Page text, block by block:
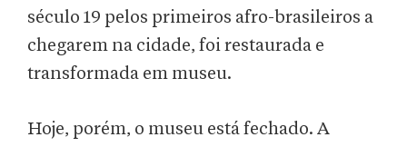
século 19 pelos primeiros afro-brasileiros a
chegarem na cidade, foi restaurada e
transformada em museu.
Hoje, porém, o museu está fechado. A